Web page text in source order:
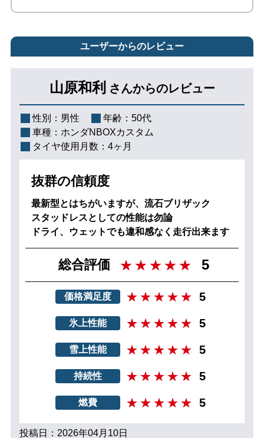
ユーザーからのレビュー
山原和利 さんからのレビュー
性別： 男性 年齢： 50代
車種： ホンダNBOXカスタム
タイヤ使用月数： 4ヶ月
抜群の信頼度
最新型とはちがいますが、流石ブリザック
スタッドレスとしての性能は勿論
ドライ、ウェットでも違和感なく走行出来ます
総合評価 5
価格満足度 5
氷上性能 5
雪上性能 5
持続性 5
燃費 5
投稿日：2026年04月10日